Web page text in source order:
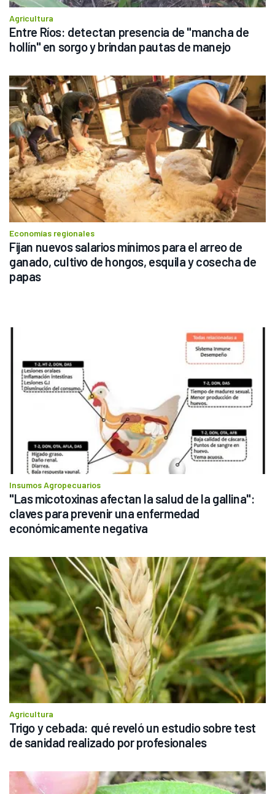
Agricultura
Entre Ríos: detectan presencia de "mancha de
hollín" en sorgo y brindan pautas de manejo
Economías regionales
Fijan nuevos salarios mínimos para el arreo de
ganado, cultivo de hongos, esquila y cosecha de
papas
Insumos Agropecuarios
"Las micotoxinas afectan la salud de la gallina":
claves para prevenir una enfermedad
económicamente negativa
Agricultura
Trigo y cebada: qué reveló un estudio sobre test
de sanidad realizado por profesionales